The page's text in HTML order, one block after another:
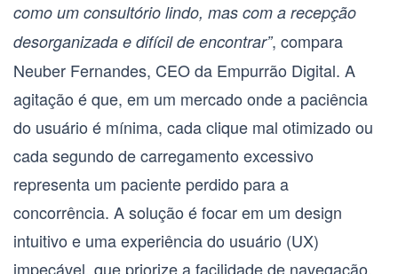
como um consultório lindo, mas com a recepção
desorganizada e difícil de encontrar”, compara
Neuber Fernandes, CEO da Empurrão Digital. A
agitação é que, em um mercado onde a paciência
do usuário é mínima, cada clique mal otimizado ou
cada segundo de carregamento excessivo
representa um paciente perdido para a
concorrência. A solução é focar em um design
intuitivo e umaexperiência do usuário (UX)
impecável, que priorize a facilidade de navegação,